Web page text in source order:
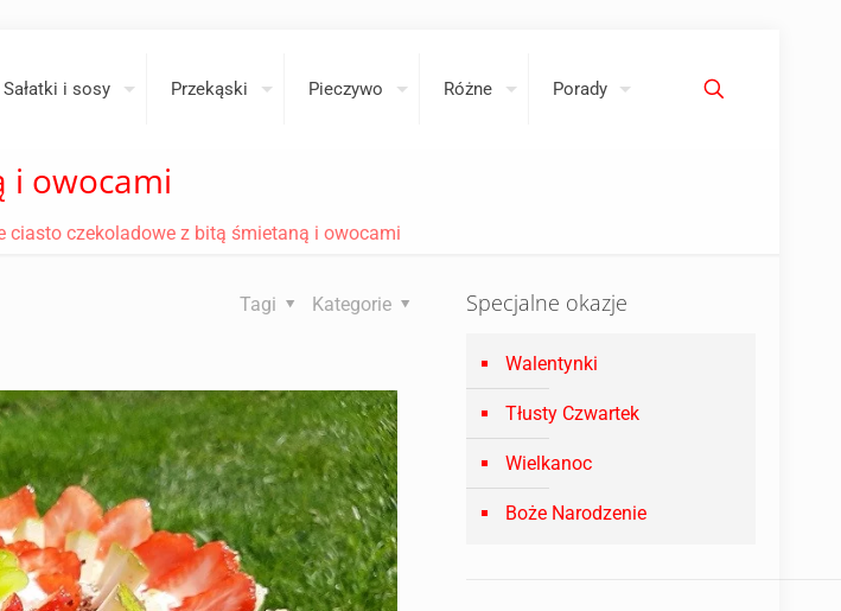
Sałatki i sosy Przekąski Pieczywo Różne Porady
i owocami
ciasto czekoladowe z bitą śmietaną i owocami
Kategorie
Tagi Specjalne okazje
Walentynki
Tłusty Czwartek
Wielkanoc
Boże Narodzenie